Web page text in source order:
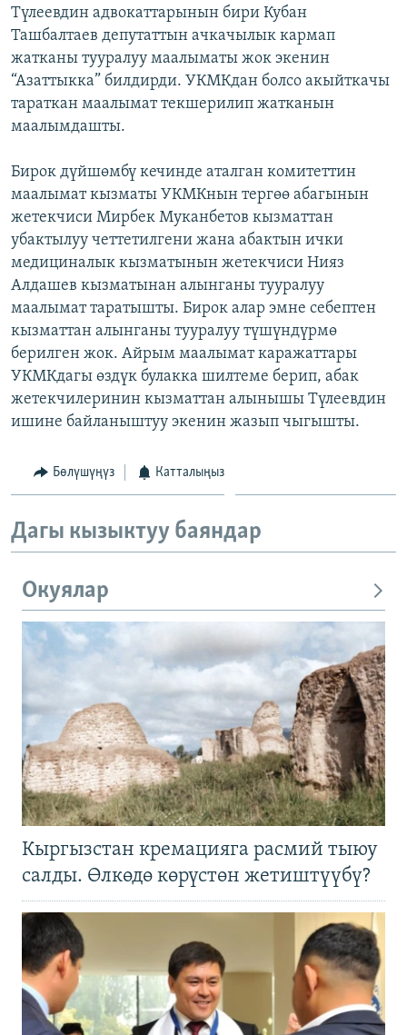
Түлеевдин адвокаттарынын бири Кубан
Ташбалтаев депутаттын ачкачылык кармап
жатканы тууралуу маалыматы жок экенин
“Азаттыкка” билдирди. УКМКдан болсо акыйткачы
тараткан маалымат текшерилип жатканын
маалымдашты.
Бирок дүйшөмбү кечинде аталган комитеттин
маалымат кызматы УКМКнын тергөө абагынын
жетекчиси Мирбек Муканбетов кызматтан
убактылуу четтетилгени жана абактын ички
медициналык кызматынын жетекчиси Нияз
Алдашев кызматынан алынганы тууралуу
маалымат таратышты. Бирок алар эмне себептен
кызматтан алынганы тууралуу түшүндүрмө
берилген жок. Айрым маалымат каражаттары
УКМКдагы өздүк булакка шилтеме берип, абак
жетекчилеринин кызматтан алынышы Түлеевдин
ишине байланыштуу экенин жазып чыгышты.
Бөлүшүңүз Катталыңыз
Дагы кызыктуу баяндар
Окуялар
Кыргызстан кремацияга расмий тыюу
салды. Өлкөдө көрүстөн жетиштүүбү?